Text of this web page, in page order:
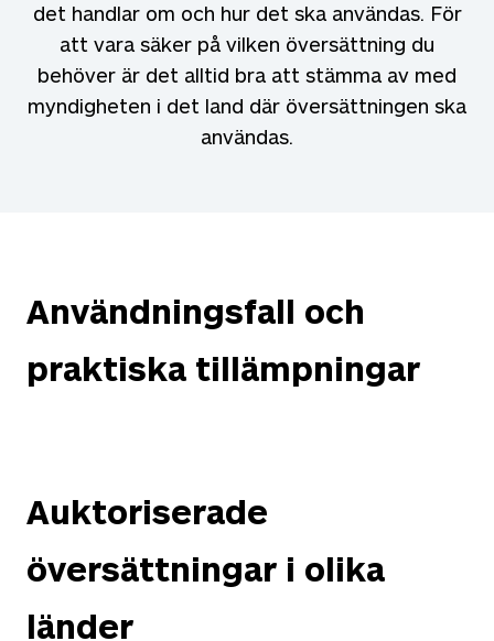
det handlar om och hur det ska användas. För
att vara säker på vilken översättning du
behöver är det alltid bra att stämma av med
myndigheten i det land där översättningen ska
användas.
Användningsfall och
praktiska tillämpningar
Auktoriserade
översättningar i olika
länder